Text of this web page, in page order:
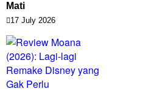
Mati
17 July 2026